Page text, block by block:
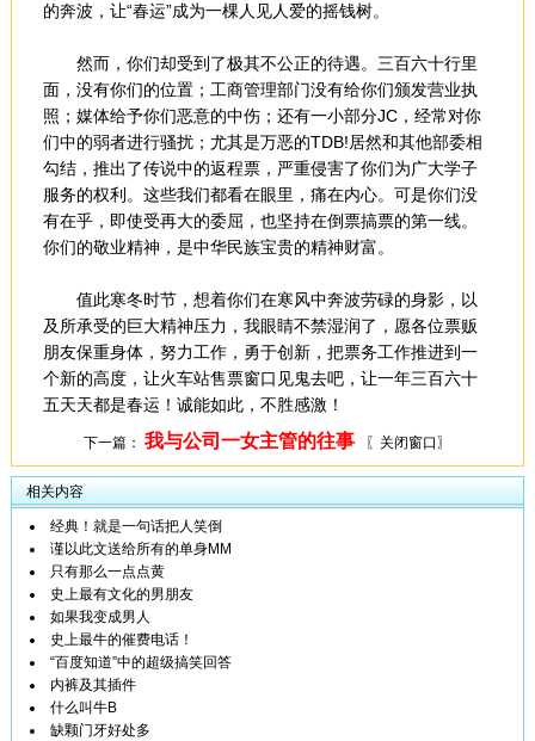
的奔波，让“春运”成为一棵人见人爱的摇钱树。
然而，你们却受到了极其不公正的待遇。三百六十行里
面，没有你们的位置；工商管理部门没有给你们颁发营业执
照；媒体给予你们恶意的中伤；还有一小部分JC，经常对你
们中的弱者进行骚扰；尤其是万恶的TDB!居然和其他部委相
勾结，推出了传说中的返程票，严重侵害了你们为广大学子
服务的权利。这些我们都看在眼里，痛在内心。可是你们没
有在乎，即使受再大的委屈，也坚持在倒票搞票的第一线。
你们的敬业精神，是中华民族宝贵的精神财富。
值此寒冬时节，想着你们在寒风中奔波劳碌的身影，以
及所承受的巨大精神压力，我眼睛不禁湿润了，愿各位票贩
朋友保重身体，努力工作，勇于创新，把票务工作推进到一
个新的高度，让火车站售票窗口见鬼去吧，让一年三百六十
五天天都是春运！诚能如此，不胜感激！
下一篇： 我与公司一女主管的往事 〖关闭窗口〗
相关内容
经典！就是一句话把人笑倒
谨以此文送给所有的单身MM
只有那么一点点黄
史上最有文化的男朋友
如果我变成男人
史上最牛的催费电话！
“百度知道”中的超级搞笑回答
内裤及其插件
什么叫牛B
缺颗门牙好处多